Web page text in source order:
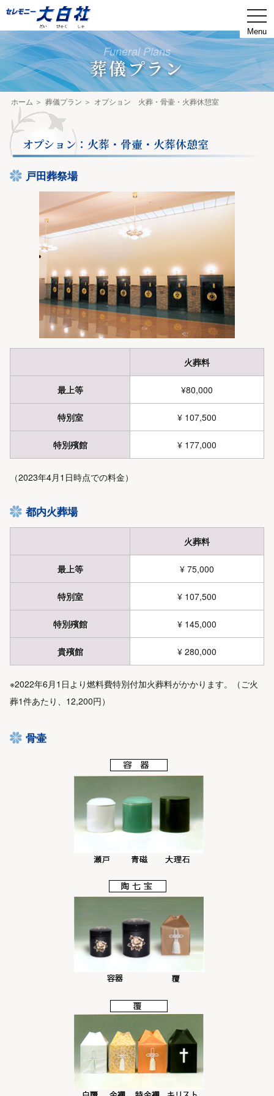
Funeral Plans
葬儀プラン
ホーム 葬儀プラン オプション 火葬・骨壷・火葬休憩室
オプション：火葬・骨壷・火葬休憩室
戸田葬祭場
火葬料
最上等 ¥80,000
特別室 ¥ 107,500
特別殯館 ¥ 177,000
（2023年4月1日時点での料金）
都内火葬場
火葬料
最上等 ¥ 75,000
特別室 ¥ 107,500
特別殯館 ¥ 145,000
貴殯館 ¥ 280,000
※2022年6月1日より燃料費特別付加火葬料がかかります。（ご火
葬1件あたり、12,200円）
骨壷